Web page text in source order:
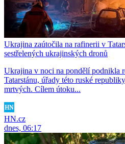
Ukrajina zaútočila na rafinerii v
sestřelených ukrajinských dronů
Ukrajina v noci na pondělí podnikla
Tatarstánu, úřady této ruské
mrtvých. Cílem útoku...
HN.cz
dnes, 06:17